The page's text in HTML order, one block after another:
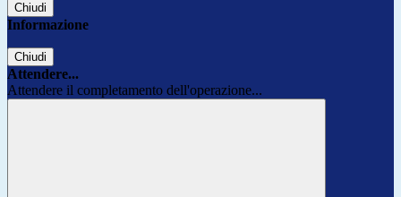
Chiudi
Informazione
Chiudi
Attendere...
Attendere il completamento dell'operazione...